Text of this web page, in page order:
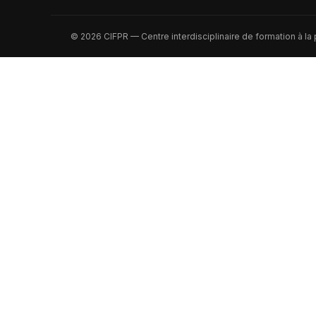
© 2026 CIFPR — Centre interdisciplinaire de formation à la